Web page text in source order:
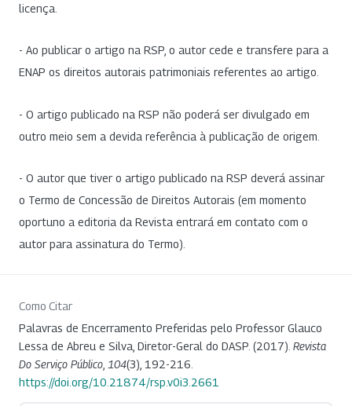
licença.
- Ao publicar o artigo na RSP, o autor cede e transfere para a
ENAP os direitos autorais patrimoniais referentes ao artigo.
- O artigo publicado na RSP não poderá ser divulgado em
outro meio sem a devida referência à publicação de origem.
- O autor que tiver o artigo publicado na RSP deverá assinar
o Termo de Concessão de Direitos Autorais (em momento
oportuno a editoria da Revista entrará em contato com o
autor para assinatura do Termo).
Como Citar
Palavras de Encerramento Preferidas pelo Professor Glauco
Lessa de Abreu e Silva, Diretor-Geral do DASP. (2017). Revista
Do Serviço Público 104(3), 192-216.
https://doi.org/10.21874/rsp.v0i3.2661